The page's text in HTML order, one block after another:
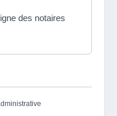
des notaires